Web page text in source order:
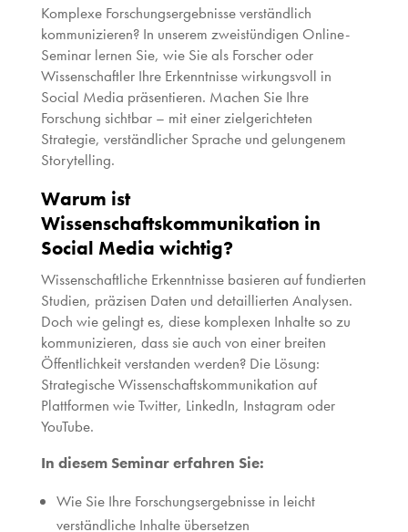
Komplexe Forschungsergebnisse verständlich
kommunizieren? In unserem zweistündigen Online-
Seminar lernen Sie, wie Sie als Forscher oder
Wissenschaftler Ihre Erkenntnisse wirkungsvoll in
Social Media präsentieren. Machen Sie Ihre
Forschung sichtbar – mit einer zielgerichteten
Strategie, verständlicher Sprache und gelungenem
Storytelling.
Warum ist
Wissenschaftskommunikation in
Social Media wichtig?
Wissenschaftliche Erkenntnisse basieren auf fundierten
Studien, präzisen Daten und detaillierten Analysen.
Doch wie gelingt es, diese komplexen Inhalte so zu
kommunizieren, dass sie auch von einer breiten
Öffentlichkeit verstanden werden? Die Lösung:
Strategische Wissenschaftskommunikation auf
Plattformen wie Twitter, LinkedIn, Instagram oder
YouTube.
In diesem Seminar erfahren Sie:
Wie Sie Ihre Forschungsergebnisse in leicht
verständliche Inhalte übersetzen